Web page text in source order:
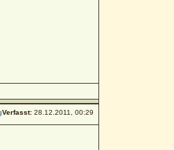
Verfasst:28.12.2011, 00:29